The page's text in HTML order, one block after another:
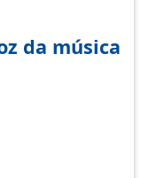
da música